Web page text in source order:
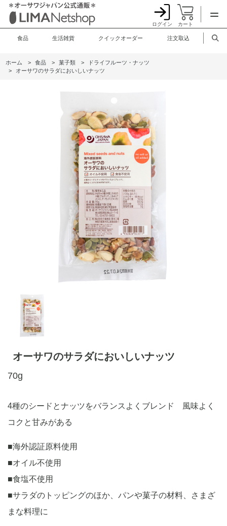
ログイン カート
食品 生活雑貨 クイックオーダー 注文取込
ホーム > 食品 > 菓子類 >
ドライフルーツ・ナッツ
>
オーサワのサラダにおいしいナッツ
オーサワのサラダにおいしいナッツ
70g
4種のシードとナッツをバランスよくブレンド 風味よく
コクと甘みがある
■海外認証原料使用
■オイル不使用
■食塩不使用
■サラダのトッピングのほか、パンや菓子の材料、さまざ
まな料理に